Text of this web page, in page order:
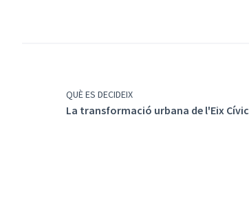
QUÈ ES DECIDEIX
La transformació urbana de l'Eix Cívic